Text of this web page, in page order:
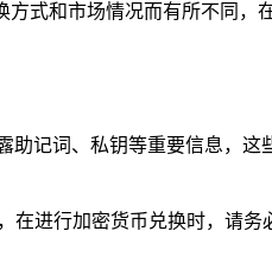
式和市场情况而有所不同
记词、私钥等重要信息，
进行加密货币兑换时，请